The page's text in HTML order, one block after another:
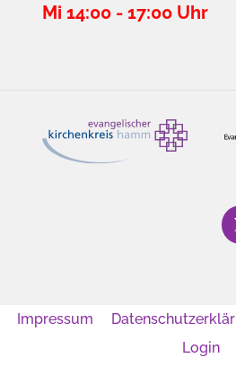
Mi 14:00 - 17:00 Uhr
Impressum
Login